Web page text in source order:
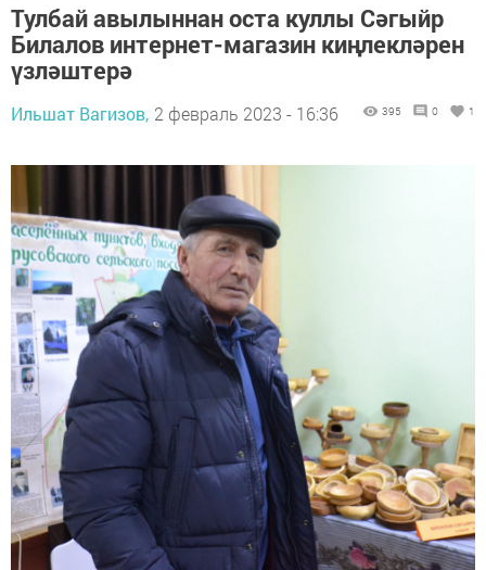
Тулбай авылыннан оста куллы Сәгыйр
Билалов интернет-магазин киңлекләрен
үзләштерә
Ильшат Вагизов, 2 февраль 2023 - 16:36 395 0 1